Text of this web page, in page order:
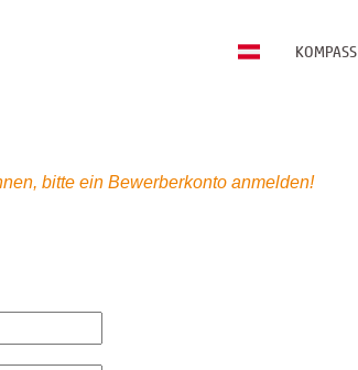
KOMPASS
bitte ein Bewerberkonto anmelden!